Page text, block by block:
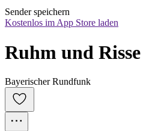
Sender speichern
Kostenlos im App Store laden
Ruhm und Risse
Bayerischer Rundfunk